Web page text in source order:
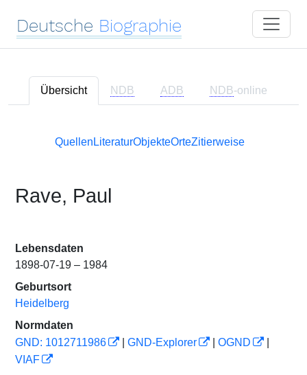
Deutsche Biographie
Übersicht NDB ADB NDB-online
Quellen LiteraturObjekteOrteZitierweise
Rave, Paul
Lebensdaten
1898-07-19 – 1984
Geburtsort
Heidelberg
Normdaten
GND: 1012711986
GND-Explorer OGND
VIAF